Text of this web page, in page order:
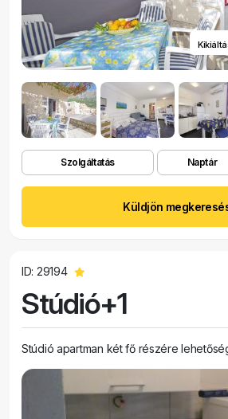
Szolgáltatás Naptár
Küldjön
ID: 29194
Stúdió+1
Stúdió apartman két fő részére